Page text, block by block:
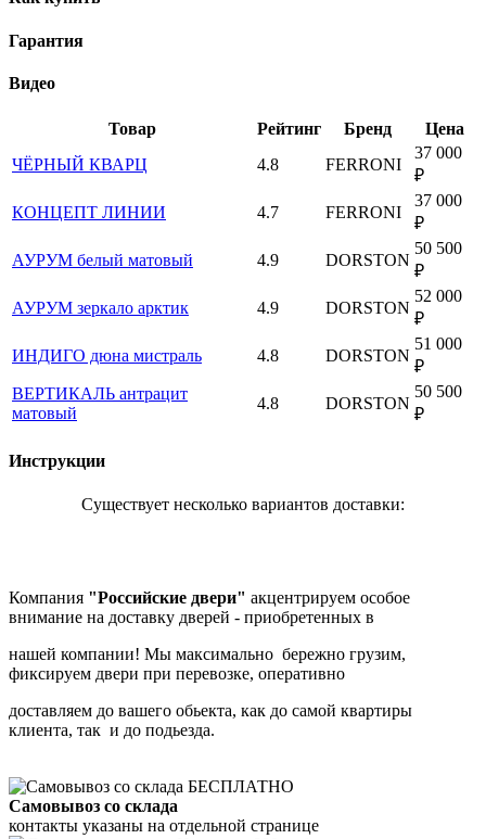
Гарантия
Видео
Товар Рейтинг Бренд
Цена
ЧЁРНЫЙ КВАРЦ
4.8 FERRONI
37 000
₽
КОНЦЕПТ ЛИНИИ
4.7 FERRONI
37 000
₽
АУРУМ белый матовый
4.9 DORSTON
50 500
₽
АУРУМ зеркало арктик
4.9 DORSTON
52 000
₽
ИНДИГО дюна мистраль
4.8 DORSTON
51 000
₽
ВЕРТИКАЛЬ антрацит
матовый
4.8 DORSTON
50 500
₽
Инструкции
Существует несколько вариантов доставки:
Компания "Российские двери" акцентрируем особое
внимание на доставку дверей - приобретенных в
нашей компании! Мы максимально бережно грузим,
фиксируем двери при перевозке, оперативно
доставляем до вашего обьекта, как до самой квартиры
клиента, так и до подьезда.
БЕСПЛАТНО
Самовывоз со склада
контакты указаны на отдельной странице